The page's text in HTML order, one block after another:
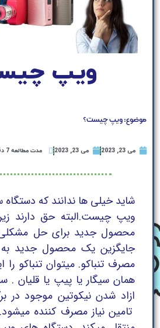
ویپ
موضوع: ویپ چیست؟
می 23, 2023 می 23, 2023 مدت مطالعه 7 دقیقه
شاید خیلی ها ندانند که دستگاه
ویپ چیست.البته حق دارند
محصول جدید برای حل مشکلی
جایگزین یک محصول جدید
مصرف تنباکو. میتوان تنباکو
همان سیگار یا پیپ یا قلیان .
ازاد شدن نیکوتین موجود در
تامین نیاز مصرف کننده